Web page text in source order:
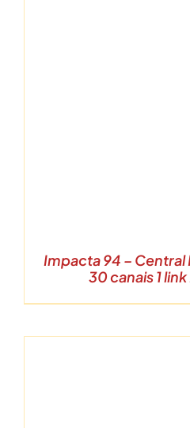
Impacta 94 – Central
30 canais 1